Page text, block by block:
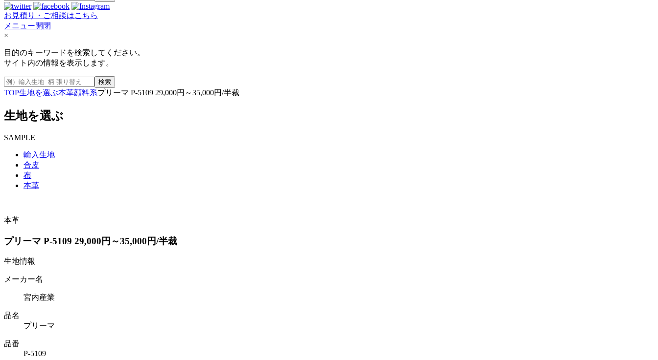
お見積り・ご相談はこちら
メニュー開閉
×
目的のキーワードを検索してください。
サイト内の情報を表示します。
検索
TOP生地を選ぶ本革顔料系プリーマ P-5109 29,000円～35,000円/半裁
生地を選ぶ
SAMPLE
輸入生地
合皮
布
本革
本革
プリーマ P-5109 29,000円～35,000円/半裁
生地情報
メーカー名
宮内産業
品名
プリーマ
品番
P-5109